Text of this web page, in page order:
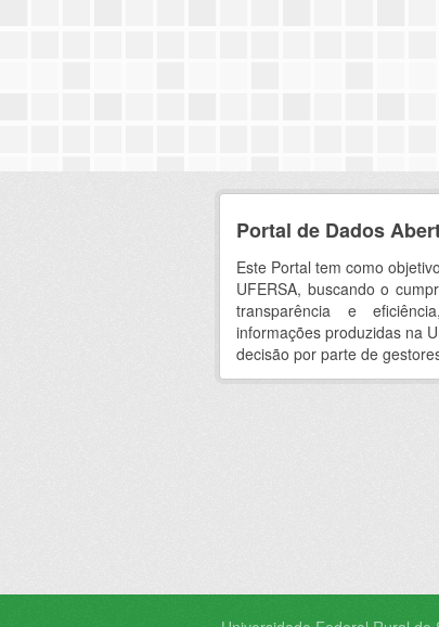
Portal de Dados
Este Portal tem como
UFERSA, buscando o
transparência e
informações produzidas na
decisão por parte de